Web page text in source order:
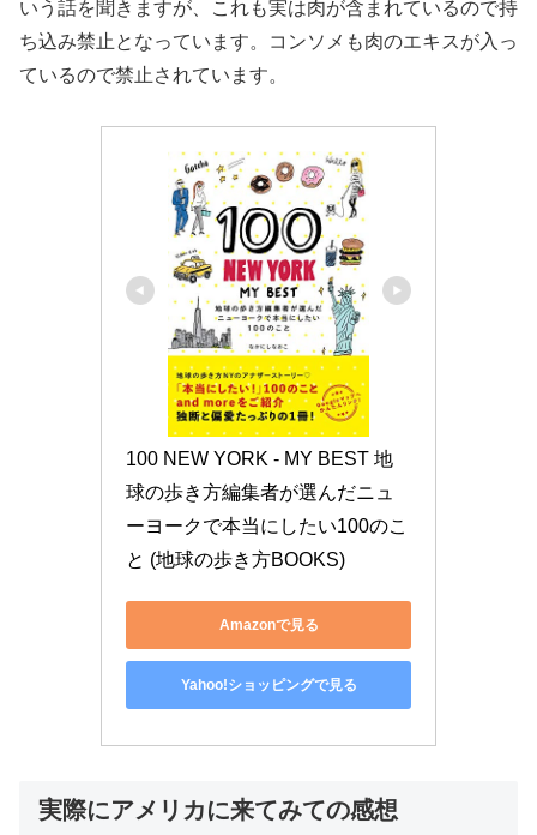
いう話を聞きますが、これも実は肉が含まれているので持
ち込み禁止となっています。コンソメも肉のエキスが入っ
ているので禁止されています。
100 NEW YORK - MY BEST 地
球の歩き方編集者が選んだニュ
ーヨークで本当にしたい100のこ
と (地球の歩き方BOOKS)
Amazonで見る
Yahoo!ショッピングで見る
実際にアメリカに来てみての感想